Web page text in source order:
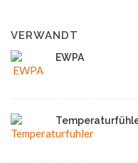
VERWANDT
EWPA